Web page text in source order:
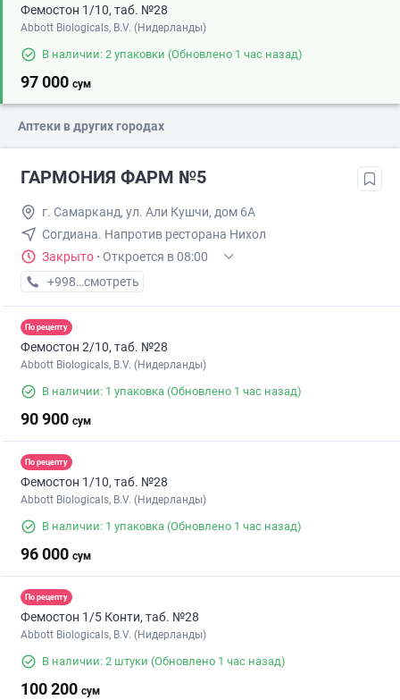
Фемостон 1/10, таб. №28
Abbott Biologicals, B.V. (Нидерланды)
В наличии: 2 упаковки (Обновлено 1 час назад)
97 000 сум
Аптеки в других городах
ГАРМОНИЯ ФАРМ №5
г. Самарканд, ул. Али Кушчи, дом 6А
Согдиана. Напротив ресторана Нихол
Закрыто · Откроется в 08:00
+998 (95) XXX-XX-XX
смотреть
По рецепту
Фемостон 2/10, таб. №28
Abbott Biologicals, B.V. (Нидерланды)
В наличии: 1 упаковка (Обновлено 1 час назад)
90 900 сум
По рецепту
Фемостон 1/10, таб. №28
Abbott Biologicals, B.V. (Нидерланды)
В наличии: 1 упаковка (Обновлено 1 час назад)
96 000 сум
По рецепту
Фемостон 1/5 Конти, таб. №28
Abbott Biologicals, B.V. (Нидерланды)
В наличии: 2 штуки (Обновлено 1 час назад)
100 200 сум